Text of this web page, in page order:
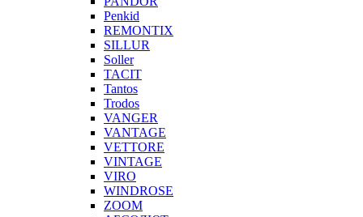
Penkid
REMONTIX
SILLUR
Soller
TACIT
Tantos
Trodos
VANGER
VANTAGE
VETTORE
VINTAGE
VIRO
WINDROSE
ZOOM